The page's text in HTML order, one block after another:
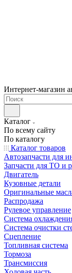
Интернет-магазин
Каталог
По всему сайту
По каталогу
Каталог товаров
Автозапчасти для
Запчасти для ТО и
Двигатель
Кузовные детали
Оригинальные
Распродажа
Рулевое управление
Система
Система очистки
Сцепление
Топливная система
Тормоза
Трансмиссия